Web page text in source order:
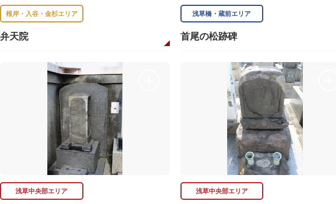
根岸・入谷・金杉エリア
弁天院
浅草橋・蔵前エリア
首尾の松跡碑
浅草中央部エリア 浅草中央部エリア